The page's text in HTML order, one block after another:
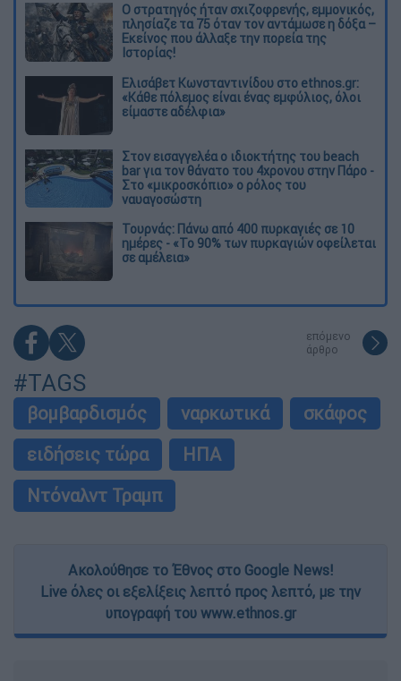
O στρατηγός ήταν σχιζοφρενής, εμμονικός,
πλησίαζε τα 75 όταν τον αντάμωσε η δόξα –
Εκείνος που άλλαξε την πορεία της
Ιστορίας!
Ελισάβετ Κωνσταντινίδου στο ethnos.gr:
«Κάθε πόλεμος είναι ένας εμφύλιος, όλοι
είμαστε αδέλφια»
Στον εισαγγελέα ο ιδιοκτήτης του beach
bar για τον θάνατο του 4χρονου στην Πάρο -
Στο «μικροσκόπιο» ο ρόλος του
ναυαγοσώστη
Τουρνάς: Πάνω από 400 πυρκαγιές σε 10
ημέρες - «Το 90% των πυρκαγιών οφείλεται
σε αμέλεια»
επόμενο
άρθρο
#TAGS
βομβαρδισμός ναρκωτικά
σκάφος
ειδήσεις τώρα
ΗΠΑ
Ντόναλντ Τραμπ
Ακολούθησε το Έθνος στο Google News!
Live όλες οι εξελίξεις λεπτό προς λεπτό, με την
υπογραφή του www.ethnos.gr